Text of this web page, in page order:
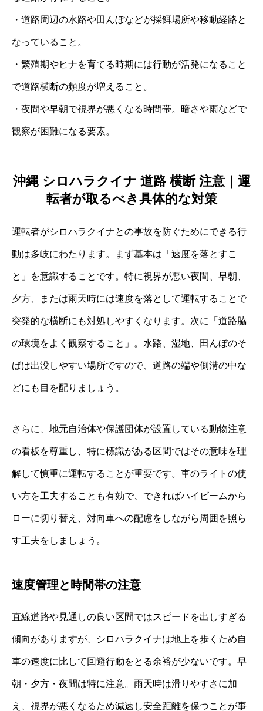
・道路周辺の水路や田んぼなどが採餌場所や移動経路と
なっていること。
・繁殖期やヒナを育てる時期には行動が活発になること
で道路横断の頻度が増えること。
・夜間や早朝で視界が悪くなる時間帯。暗さや雨などで
観察が困難になる要素。
沖縄 シロハラクイナ 道路 横断 注意｜運
転者が取るべき具体的な対策
運転者がシロハラクイナとの事故を防ぐためにできる行
動は多岐にわたります。まず基本は「速度を落とすこ
と」を意識することです。特に視界が悪い夜間、早朝、
夕方、または雨天時には速度を落として運転することで
突発的な横断にも対処しやすくなります。次に「道路脇
の環境をよく観察すること」。水路、湿地、田んぼのそ
ばは出没しやすい場所ですので、道路の端や側溝の中な
どにも目を配りましょう。
さらに、地元自治体や保護団体が設置している動物注意
の看板を尊重し、特に標識がある区間ではその意味を理
解して慎重に運転することが重要です。車のライトの使
い方を工夫することも有効で、できればハイビームから
ローに切り替え、対向車への配慮をしながら周囲を照ら
す工夫をしましょう。
速度管理と時間帯の注意
直線道路や見通しの良い区間ではスピードを出しすぎる
傾向がありますが、シロハラクイナは地上を歩くため自
車の速度に比して回避行動をとる余裕が少ないです。早
朝・夕方・夜間は特に注意。雨天時は滑りやすさに加
え、視界が悪くなるため減速し安全距離を保つことが事